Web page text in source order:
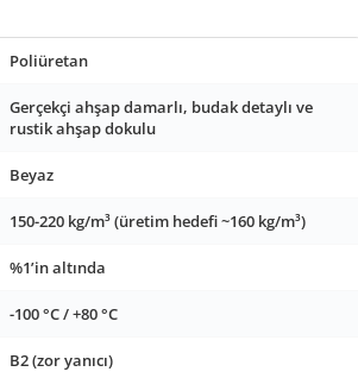
Poliüretan
Gerçekçi ahşap damarlı, budak detaylı ve
rustik ahşap dokulu
Beyaz
150-220 kg/m³ (üretim hedefi ~160 kg/m³)
%1’in altında
-100 °C / +80 °C
B2 (zor yanıcı)